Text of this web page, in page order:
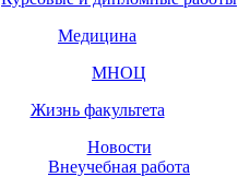
Медицина
МНОЦ
Жизнь факультета
Новости
Внеучебная работа